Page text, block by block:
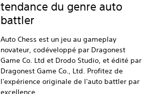
tendance du genre auto
battler
Auto Chess est un jeu au gameplay
novateur, codéveloppé par Dragonest
Game Co. Ltd et Drodo Studio, et édité par
Dragonest Game Co., Ltd. Profitez de
l'expérience originale de l'auto battler par
excellence.